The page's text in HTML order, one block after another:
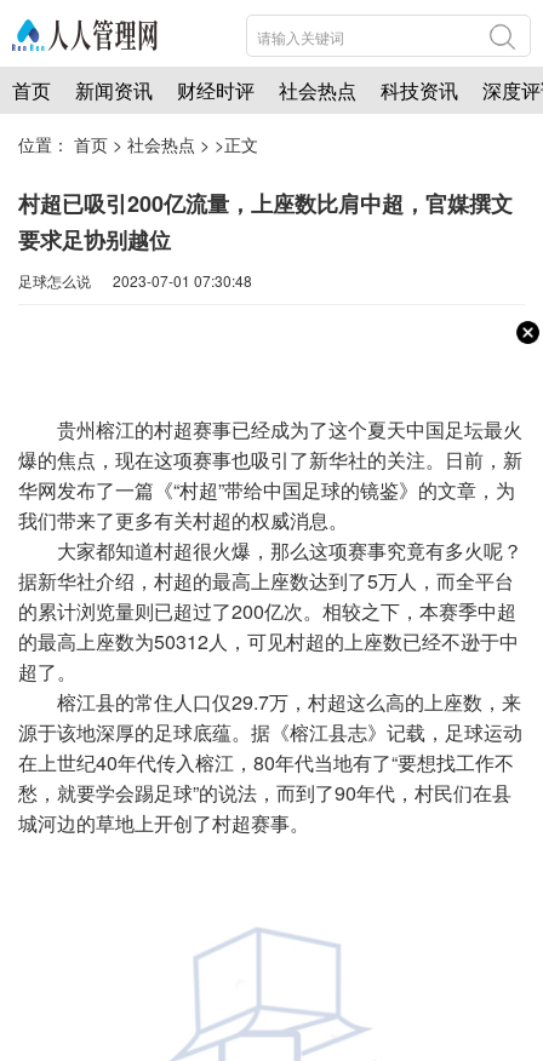
首页 新闻资讯 财经时评 社会热点 科技资讯 深度
位置： 首页 > 社会热点 > >正文
村超已吸引200亿流量，上座数比肩中超，官媒撰文
要求足协别越位
足球怎么说 2023-07-01 07:30:48
贵州榕江的村超赛事已经成为了这个夏天中国足坛最火
爆的焦点，现在这项赛事也吸引了新华社的关注。日前，新
华网发布了一篇《“村超”带给中国足球的镜鉴》的文章，为
我们带来了更多有关村超的权威消息。
大家都知道村超很火爆，那么这项赛事究竟有多火呢？
据新华社介绍，村超的最高上座数达到了5万人，而全平台
的累计浏览量则已超过了200亿次。相较之下，本赛季中超
的最高上座数为50312人，可见村超的上座数已经不逊于中
超了。
榕江县的常住人口仅29.7万，村超这么高的上座数，来
源于该地深厚的足球底蕴。据《榕江县志》记载，足球运动
在上世纪40年代传入榕江，80年代当地有了“要想找工作不
愁，就要学会踢足球”的说法，而到了90年代，村民们在县
城河边的草地上开创了村超赛事。